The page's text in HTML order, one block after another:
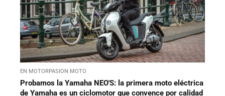
EN MOTORPASION MOTO
Probamos la Yamaha NEO'S: la primera moto eléctrica
de Yamaha es un ciclomotor que convence por calidad